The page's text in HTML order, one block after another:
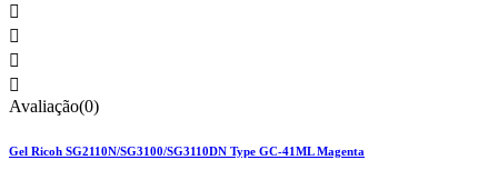




Avaliação(0)
Gel Ricoh SG2110N/SG3100/SG3110DN Type GC-41ML Magenta